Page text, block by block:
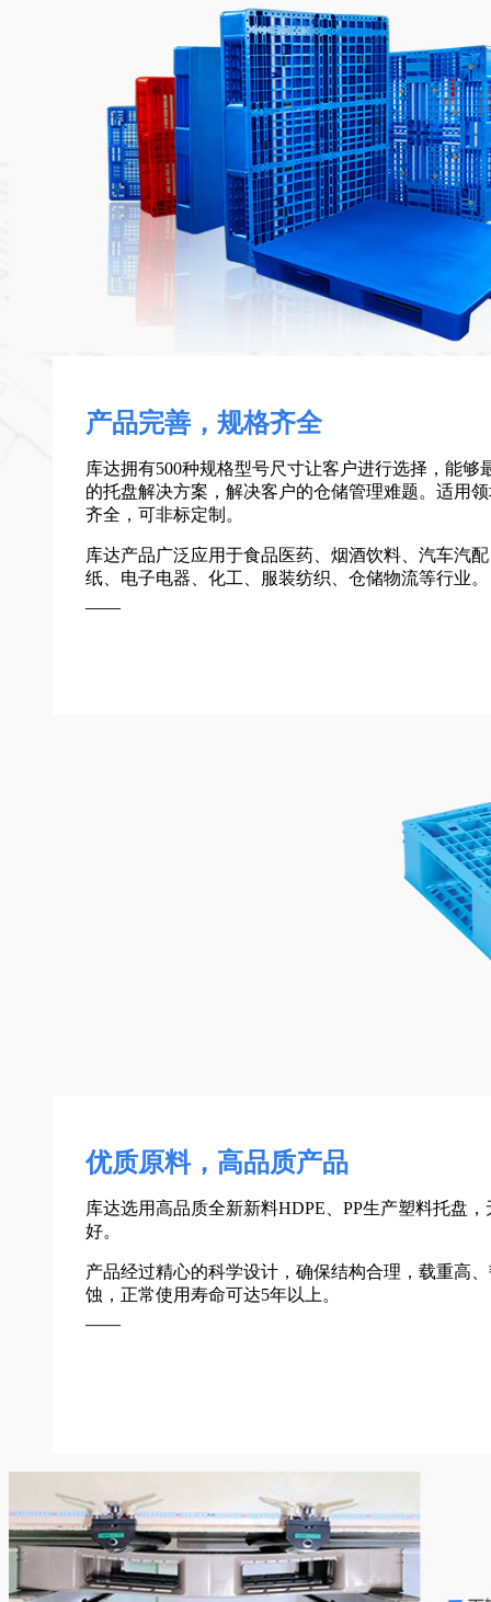
产品完善，规格齐全
库达拥有500种规格型号尺寸让客户进行选择，能够
的托盘解决方案，解决客户的仓储管理难题。适用
齐全，可非标定制。
库达产品广泛应用于食品医药、烟酒饮料、汽车汽
纸、电子电器、化工、服装纺织、仓储物流等行业。
——
优质原料，高品质产品
库达选用高品质全新新料HDPE、PP生产塑料托盘
好。
产品经过精心的科学设计，确保结构合理，载重高
蚀，正常使用寿命可达5年以上。
——